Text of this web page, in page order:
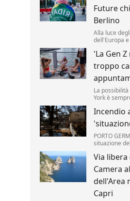
Khamenei,
incontro di
poterlo
Future
Berlino
Alla luce
dell'Europa
del clima
per giovedì
federale
'La Gen
troppo
La
York è
Incendio
PORTO
situazione
migliorata",
mobilitati per
consecutivo
hanno
macchia ...
Via
Camera
dell'Area
Capri